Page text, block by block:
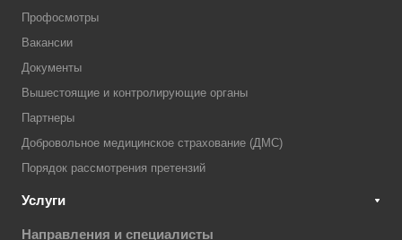
Профосмотры
Вакансии
Документы
Вышестоящие и контролирующие органы
Партнеры
Добровольное медицинское страхование (ДМС)
Порядок рассмотрения претензий
Услуги
Направления и специалисты